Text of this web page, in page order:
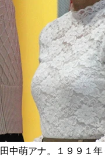
田中萌アナ。１９９１